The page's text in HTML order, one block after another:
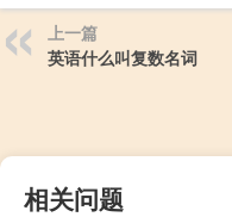
上一篇
英语什么叫复数名词
相关问题